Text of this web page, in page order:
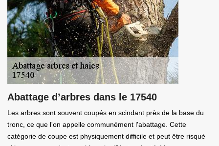
Abattage d’arbres dans le 17540
Les arbres sont souvent coupés en scindant près de la base du
tronc, ce que l'on appelle communément l'abattage. Cette
catégorie de coupe est physiquement difficile et peut être risqué